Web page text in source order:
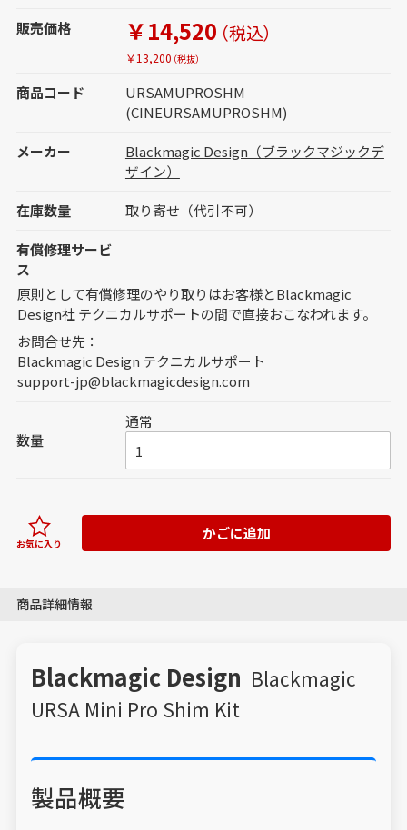
販売価格 ￥14,520 （税込）
￥13,200 （税抜）
商品コード
URSAMUPROSHM
(CINEURSAMUPROSHM)
メーカー
Blackmagic Design（ブラックマジックデ
ザイン）
在庫数量 取り寄せ（代引不可）
有償修理サービ
ス
原則として有償修理のやり取りはお客様とBlackmagic
Design社 テクニカルサポートの間で直接おこなわれます。
お問合せ先：
Blackmagic Design テクニカルサポート
support-jp@blackmagicdesign.com
数量
通常
かごに追加
お気に入り
商品詳細情報
Blackmagic Design Blackmagic
URSA Mini Pro Shim Kit
製品概要